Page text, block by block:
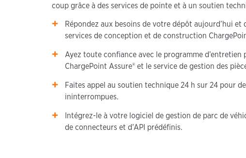
coup grâce à des services de pointe et à un soutien
Répondez aux besoins de votre dépôt aujourd’hui et
services de conception et de construction
Ayez toute confiance avec le programme d’entretien
ChargePoint Assure® et le service de gestion des
Faites appel au soutien technique 24 h sur 24 pour
ininterrompues.
Intégrez-le à votre logiciel de gestion de parc de
de connecteurs et d’API prédéfinis.